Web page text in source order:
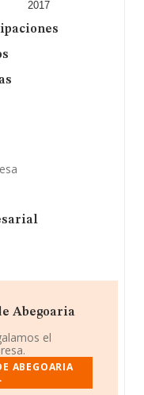
2017
Abegoaria
el
ABEGOARIA